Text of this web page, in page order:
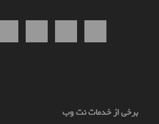
برخی از خدمات نت وب